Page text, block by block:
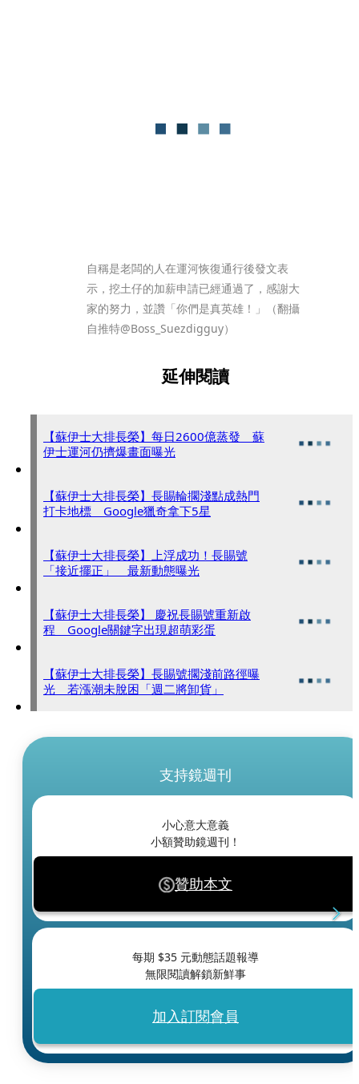
自稱是老闆的人在運河恢復通行後發文表
示，挖土仔的加薪申請已經通過了，感謝大
家的努力，並讚「你們是真英雄！」（翻攝
自推特@Boss_Suezdigguy）
延伸閱讀
【蘇伊士大排長榮】每日2600億蒸發 蘇
伊士運河仍擠爆畫面曝光
【蘇伊士大排長榮】長賜輪擱淺點成熱門
打卡地標 Google獵奇拿下5星
【蘇伊士大排長榮】上浮成功！長賜號
「接近擺正」 最新動態曝光
【蘇伊士大排長榮】 慶祝長賜號重新啟
程 Google關鍵字出現超萌彩蛋
【蘇伊士大排長榮】長賜號擱淺前路徑曝
光 若漲潮未脫困「週二將卸貨」
支持鏡週刊
小心意大意義
小額贊助鏡週刊！
贊助本文
每期 $35 元動態話題報導
無限閱讀解鎖新鮮事
加入訂閱會員